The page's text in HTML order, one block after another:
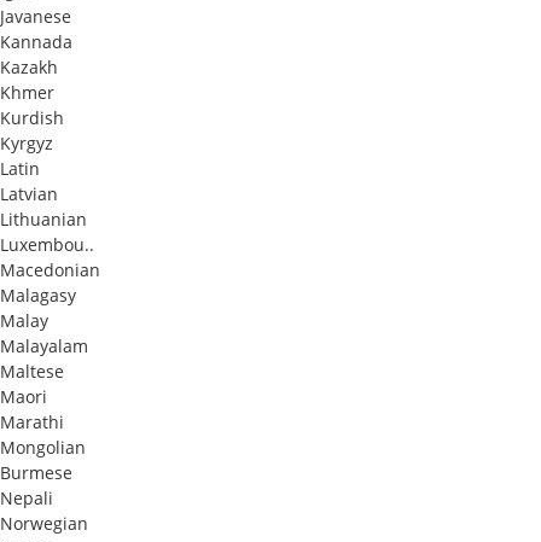
Javanese
Kannada
Kazakh
Khmer
Kurdish
Kyrgyz
Latin
Latvian
Lithuanian
Luxembou..
Macedonian
Malagasy
Malay
Malayalam
Maltese
Maori
Marathi
Mongolian
Burmese
Nepali
Norwegian